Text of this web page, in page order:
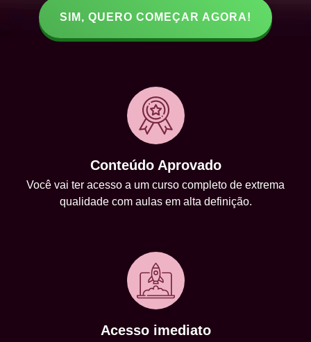
SIM, QUERO COMEÇAR AGORA!
Conteúdo Aprovado
Você vai ter acesso a um curso completo de extrema
qualidade com aulas em alta definição.
Acesso imediato